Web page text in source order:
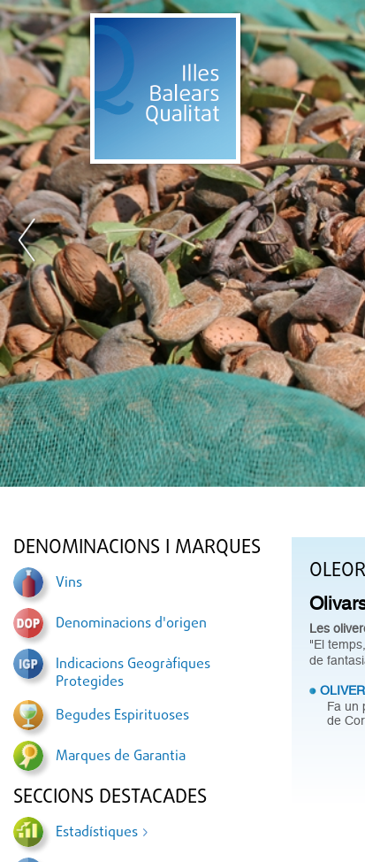
DENOMINACIONS I MARQUES
Vins
Denominacions d'origen
Indicacions Geogràfiques
Protegides
Begudes Espirituoses
Marques de Garantia
SECCIONS DESTACADES
Estadístiques
Les
"El
de
Fa un
de